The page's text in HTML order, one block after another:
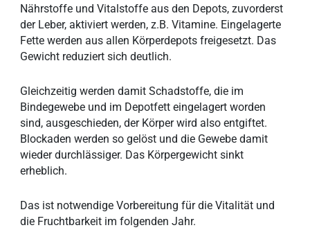
Nährstoffe und Vitalstoffe aus den Depots, zuvorderst
der Leber, aktiviert werden, z.B. Vitamine. Eingelagerte
Fette werden aus allen Körperdepots freigesetzt. Das
Gewicht reduziert sich deutlich.
Gleichzeitig werden damit Schadstoffe, die im
Bindegewebe und im Depotfett eingelagert worden
sind, ausgeschieden, der Körper wird also entgiftet.
Blockaden werden so gelöst und die Gewebe damit
wieder durchlässiger. Das Körpergewicht sinkt
erheblich.
Das ist notwendige Vorbereitung für die Vitalität und
die Fruchtbarkeit im folgenden Jahr.